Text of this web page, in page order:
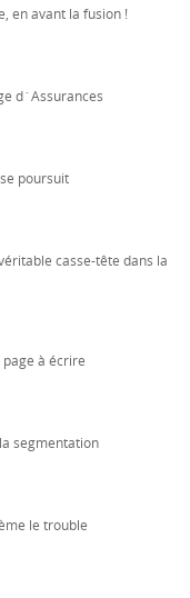
en avant la fusion !
d´Assurances
poursuit
casse-tête dans la
à écrire
segmentation
le trouble